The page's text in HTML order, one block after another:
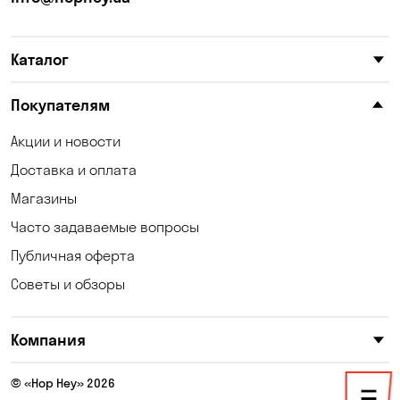
Княжичи
Котовка
Кошары
Кривуши
Крюковщина
Малая Кохновка
Каталог
Покупателям
Акции и новости
Доставка и оплата
Магазины
Часто задаваемые вопросы
Публичная оферта
Советы и обзоры
Компания
© «Hop Hey» 2026